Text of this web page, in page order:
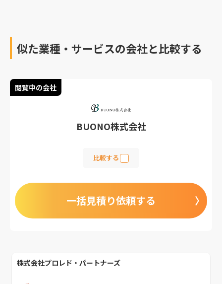
似た業種・サービスの会社と比較する
閲覧中の会社
BUONO株式会社
比較する
一括見積り依頼する
株式会社プロレド・パートナーズ